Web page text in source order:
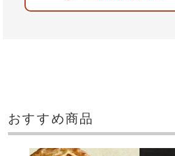
おすすめ商品